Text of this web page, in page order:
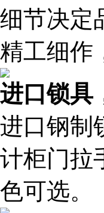
细节决定
精工细作
进口锁具
进口钢制
计柜门拉
色可选。